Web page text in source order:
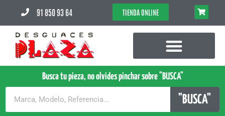
91 850 93 64 TIENDA ONLINE
Busca tu pieza, no olvides pinchar sobre "BUSCA"
"BUSCA"